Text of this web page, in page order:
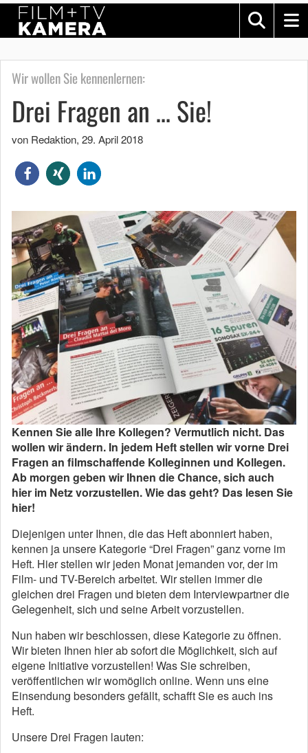
Wir wollen Sie kennenlernen:
Drei Fragen an … Sie!
von Redaktion, 29. April 2018
Kennen Sie alle Ihre Kollegen? Vermutlich nicht. Das
wollen wir ändern. In jedem Heft stellen wir vorne Drei
Fragen an filmschaffende Kolleginnen und Kollegen.
Ab morgen geben wir Ihnen die Chance, sich auch
hier im Netz vorzustellen. Wie das geht? Das lesen Sie
hier!
Diejenigen unter Ihnen, die das Heft abonniert haben,
kennen ja unsere Kategorie “Drei Fragen” ganz vorne im
Heft. Hier stellen wir jeden Monat jemanden vor, der im
Film- und TV-Bereich arbeitet. Wir stellen immer die
gleichen drei Fragen und bieten dem Interviewpartner die
Gelegenheit, sich und seine Arbeit vorzustellen.
Nun haben wir beschlossen, diese Kategorie zu öffnen.
Wir bieten Ihnen hier ab sofort die Möglichkeit, sich auf
eigene Initiative vorzustellen! Was Sie schreiben,
veröffentlichen wir womöglich online. Wenn uns eine
Einsendung besonders gefällt, schafft Sie es auch ins
Heft.
Unsere Drei Fragen lauten: